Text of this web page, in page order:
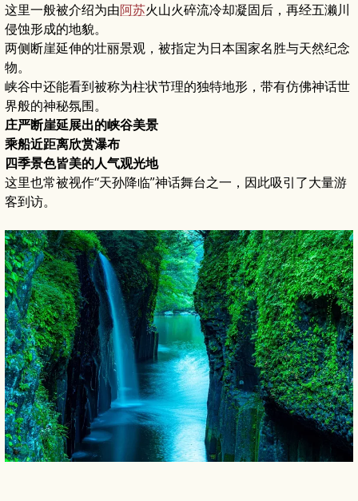
这里一般被介绍为由阿苏火山火碎流冷却凝固后，再经五濑川
侵蚀形成的地貌。
两侧断崖延伸的壮丽景观，被指定为日本国家名胜与天然纪念
物。
峡谷中还能看到被称为柱状节理的独特地形，带有仿佛神话世
界般的神秘氛围。
庄严断崖延展出的峡谷美景
乘船近距离欣赏瀑布
四季景色皆美的人气观光地
这里也常被视作“天孙降临”神话舞台之一，因此吸引了大量游
客到访。